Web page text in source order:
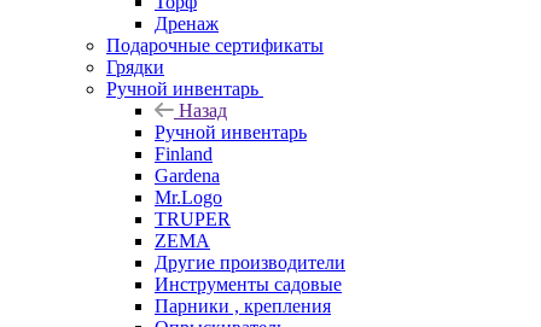
Дренаж
Подарочные сертификаты
Грядки
Ручной инвентарь
Назад
Ручной инвентарь
Finland
Gardena
Mr.Logo
TRUPER
ZEMA
Другие производители
Инструменты садовые
Парники , крепления